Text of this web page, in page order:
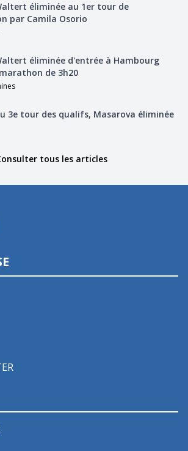
éliminée au 1er tour de
par Camila Osorio
éliminée d'entrée à Hambourg
de 3h20
3e tour des qualifs, Masarova éliminée
tous les articles